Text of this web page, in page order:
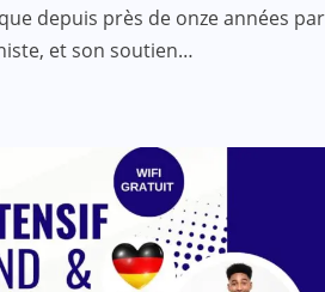
depuis près de onze années par
et son soutien…